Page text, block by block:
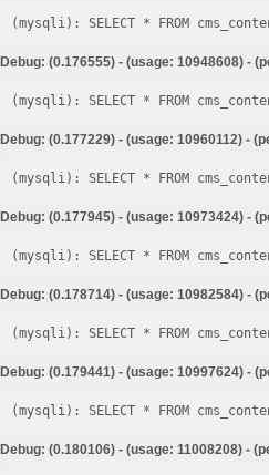
Debug: (0.176555) - (usage: 10948608) -
Debug: (0.177229) - (usage: 10960112) -
Debug: (0.177945) - (usage: 10973424) -
Debug: (0.178714) - (usage: 10982584) -
Debug: (0.179441) - (usage: 10997624) -
Debug: (0.180106) - (usage: 11008208) -